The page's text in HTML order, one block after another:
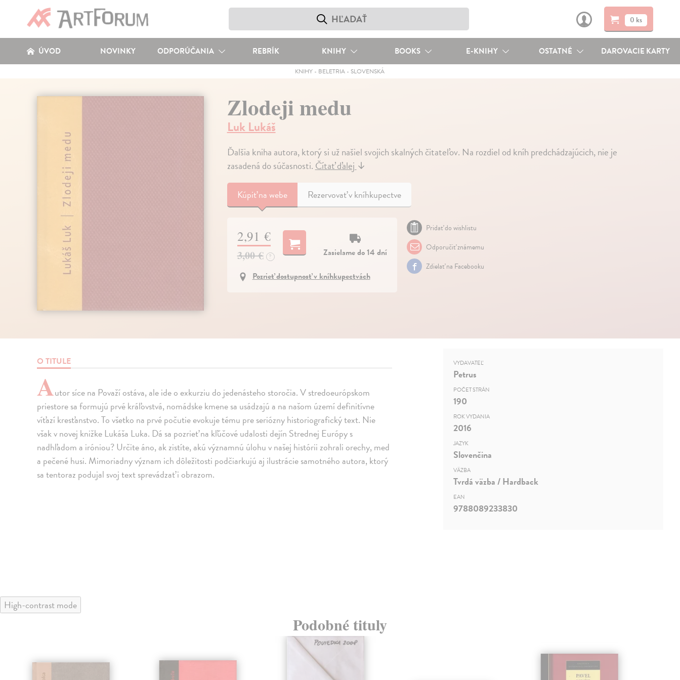
0 ks
ÚVOD NOVINKY ODPORÚČANIA REBRÍK KNIHY BOOKS E-KNIHY OSTATNÉ DAROVACIE KARTY
KNIHY - BELETRIA - SLOVENSKÁ
Zlodeji medu
Luk Lukáš
Ďalšia kniha autora, ktorý si už našiel svojich skalných čitateľov. Na rozdiel od kníh predchádzajúcich, nie je
zasadená do súčasnosti.Čítať ďalej↓
Kúpiťna webe Rezervovať v kníhkupectve
2,91 €
3,00 € ?
Zasielame do 14 dní
Pozrieť dostupnosť v kníhkupectvách
Pridať do wishlistu
Odporučiť známemu
Zdielať na Facebooku
O TITULE
Autor síce na Považí ostáva, ale ide o exkurziu do jedenásteho storočia. V stredoeurópskom
priestore sa formujú prvé kráľovstvá, nomádske kmene sa usádzajú a na našom území definitívne
víťazí kresťanstvo. To všetko na prvé počutie evokuje tému pre seriózny historiografický text. Nie
však v novej knižke Lukáša Luka. Dá sa pozrieť na kľúčové udalosti dejín Strednej Európy s
nadhľadom a iróniou? Určite áno, ak zistíte, akú významnú úlohu v našej histórii zohrali orechy, med
a pečené husi. Mimoriadny význam ich dôležitosti podčiarkujú aj ilustrácie samotného autora, ktorý
sa tentoraz podujal svoj text sprevádzať i obrazom.
VYDAVATEĽ
Petrus
POČET STRÁN
190
ROK VYDANIA
2016
JAZYK
Slovenčina
VÄZBA
Tvrdá väzba / Hardback
EAN
9788089233830
High-contrast mode
Podobné tituly